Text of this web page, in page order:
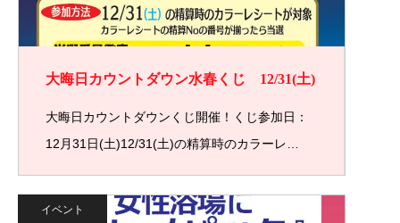
大晦日カウントダウン水春くじ 12/31(土)
大晦日カウントダウンくじ開催！くじ参加日：
12月31日(土)12/31(土)の精算時のカラーレ…
イベント